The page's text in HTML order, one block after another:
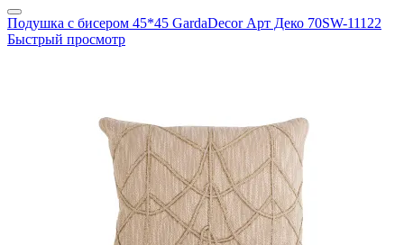
Подушка с бисером 45*45 GardaDecor Арт Деко 70SW-11122
Быстрый просмотр